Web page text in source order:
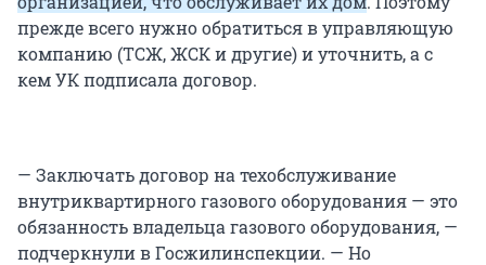
прежде всего нужно обратиться в управляющую
компанию (ТСЖ, ЖСК и другие) и уточнить, а с
кем УК подписала договор.
— Заключать договор на техобслуживание
внутриквартирного газового оборудования — это
обязанность владельца газового оборудования, —
подчеркнули в Госжилинспекции. — Но